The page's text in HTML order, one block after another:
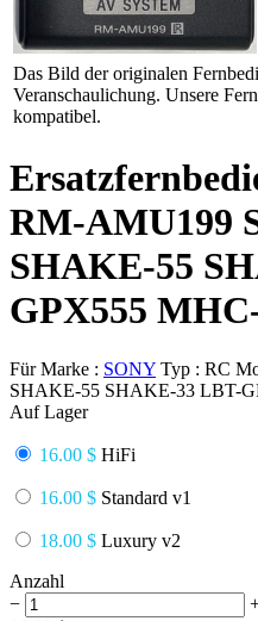
Das Bild der originalen
Veranschaulichung. Unsere
kompatibel.
RM-AMU199
SHAKE-55
GPX555
Für Marke : SONY Typ : RC
SHAKE-55 SHAKE-33 LBT-
Auf Lager
16.00 $ HiFi
16.00 $ Standard v1
18.00 $ Luxury v2
Anzahl
−